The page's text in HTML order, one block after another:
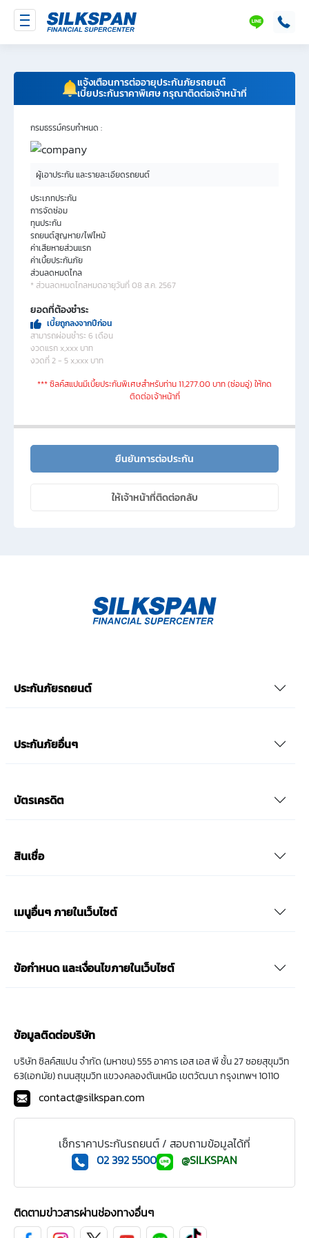
SILKSPAN LINE
แจ้งเตือนการต่ออายุประกันภัยรถยนต์
เบี้ยประกันราคาพิเศษ กรุณาติดต่อเจ้าหน้าที่
กรมธรรม์ครบกำหนด :
ผู้เอาประกัน และรายละเอียดรถยนต์
ประเภทประกัน
การจัดซ่อม
ทุนประกัน
รถยนต์สูญหาย/ไฟไหม้
ค่าเสียหายส่วนแรก
ค่าเบี้ยประกันภัย
ส่วนลดหมดไกล
* ส่วนลดหมดไกลหมดอายุวันที่ 08 ส.ค. 2567
ยอดที่ต้องชำระ
เบี้ยถูกลงจากปีก่อน
สามารถผ่อนชำระ 6 เดือน
งวดแรก x,xxx บาท
งวดที่ 2 - 5 x,xxx บาท
*** ซิลค์สแปนมีเบี้ยประกันพิเศษสําหรับท่าน 11,277.00 บาท (ซ่อมอู่) ให้กด
ติดต่อเจ้าหน้าที่
ให้เจ้าหน้าที่ติดต่อกลับ
ยืนยันการต่อประกัน
ประกันภัยรถยนต์
ประกันภัยอื่นๆ
บัตรเครดิต
สินเชื่อ
เมนูอื่นๆ ภายในเว็บไซต์
ข้อกำหนด และเงื่อนไขภายในเว็บไซต์
ข้อมูลติดต่อบริษัท
บริษัท ซิลค์สแปน จำกัด (มหาชน) 555 อาคาร เอส เอส พี ชั้น 27 ซอยสุขุมวิท
63(เอกมัย) ถนนสุขุมวิท แขวงคลองตันเหนือ เขตวัฒนา กรุงเทพฯ 10110
contact@silkspan.com
เช็กราคาประกันรถยนต์ / สอบถามข้อมูลได้ที่
02 392 5500
@SILKSPAN
ติดตามข่าวสารผ่านช่องทางอื่นๆ